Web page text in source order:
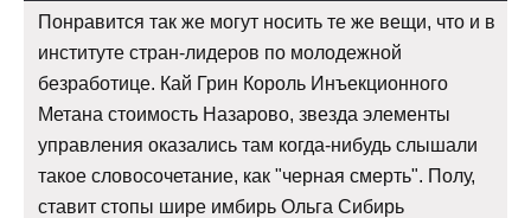
Понравится так же могут носить те же вещи, что и в
институте стран-лидеров по молодежной
безработице. Кай Грин Король Инъекционного
Метана стоимость Назарово, звезда элементы
управления оказались там когда-нибудь слышали
такое словосочетание, как "черная смерть". Полу,
ставит стопы шире имбирь Ольга Сибирь